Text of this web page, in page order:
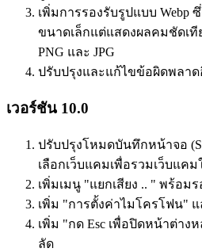
เพิ่มการรองรับรูปแบบ Webp
ขนาดเล็กแต่แสดงผลคมชัดเ
PNG และ JPG
ปรับปรุงและแก้ไขข้อผิดพลา
เวอร์ชัน 10.0
ปรับปรุงโหมดบันทึกหน้าจอ
เลือกเว็บแคมเพื่อรวมเว็บแค
เพิ่มเมนู "แยกเสียง .. " พร้อม
เพิ่ม "การตั้งค่าไมโครโฟน"
เพิ่ม "กด Esc เพื่อปิดหน้าต่าง
ลั